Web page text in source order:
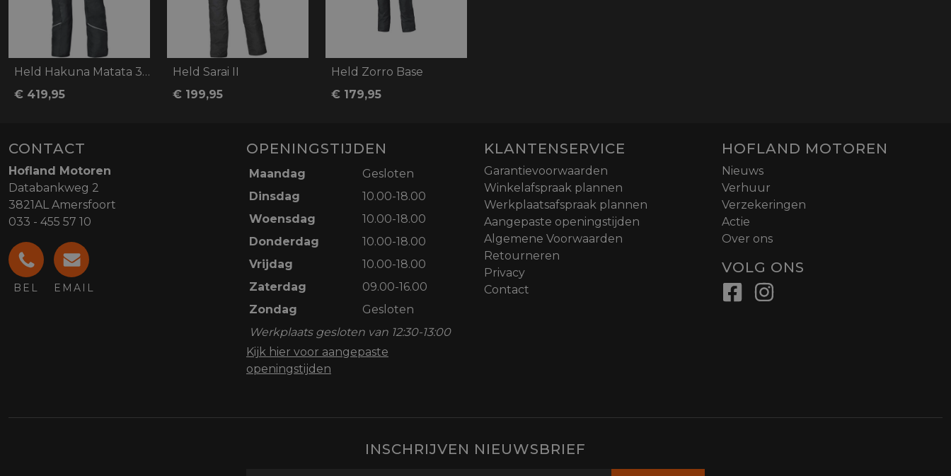
Held Hakuna Matata 3 Base
€ 419,95
Held Sarai II
€ 199,95
Held Zorro Base
€ 179,95
CONTACT
Hofland Motoren
Databankweg 2
3821AL Amersfoort
033 - 455 57 10
BEL EMAIL
OPENINGSTIJDEN
Maandag
Gesloten
Dinsdag
10.00-18.00
Woensdag
10.00-18.00
Donderdag
10.00-18.00
Vrijdag
10.00-18.00
Zaterdag
09.00-16.00
Zondag
Gesloten
Werkplaats gesloten van 12:30-13:00
Kijk hier voor aangepaste
openingstijden
KLANTENSERVICE
Garantievoorwaarden
Winkelafspraak plannen
Werkplaatsafspraak plannen
Aangepaste openingstijden
Algemene Voorwaarden
Retourneren
Privacy
Contact
HOFLAND MOTOREN
Nieuws
Verhuur
Verzekeringen
Actie
Over ons
VOLG ONS
INSCHRIJVEN NIEUWSBRIEF